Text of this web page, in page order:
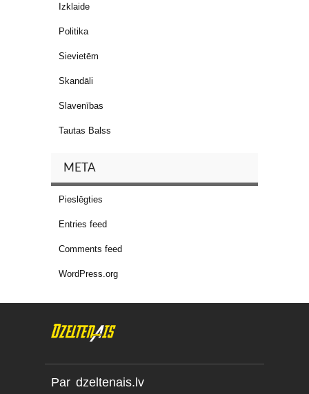
Izklaide
Politika
Sievietēm
Skandāli
Slavenības
Tautas Balss
META
Pieslēgties
Entries feed
Comments feed
WordPress.org
Par dzeltenais.lv